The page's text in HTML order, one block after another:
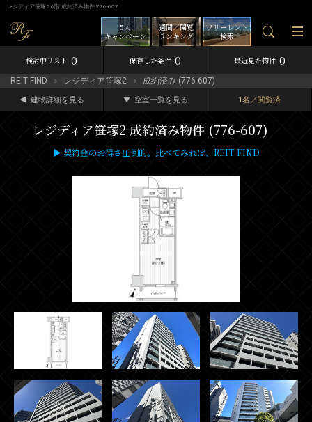
レジディア笹塚2 6階 成約済み物件 776-607
フリーレント
検索
週間／閲覧
ランキング
5大
キャンペーン
検討中リスト 0 保存した条件 0 最近見た物件 0
REIT FIND レジディア笹塚2 成約済み (776-607)
建物詳細を見る 空室一覧を見る 1名／閲覧済
レジディア笹塚2 成約済み物件 (776-607)
▶ 契約金のお得さ圧倒的。比べてみれば、REIT FIND